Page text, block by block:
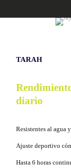
TARAH
diario
Resistentes al agua
Ajuste deportivo
Hasta 6 horas